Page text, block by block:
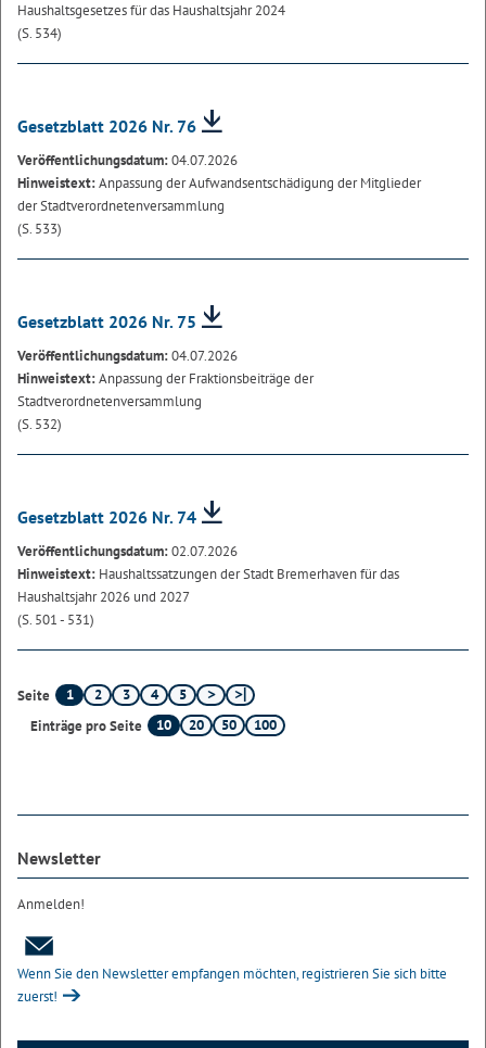
Haushaltsgesetzes für das Haushaltsjahr 2024
(S. 534)
Gesetzblatt 2026 Nr. 76
Veröffentlichungsdatum:04.07.2026
Hinweistext:Anpassung der Aufwandsentschädigung der Mitglieder
der Stadtverordnetenversammlung
(S. 533)
Gesetzblatt 2026 Nr. 75
Veröffentlichungsdatum:04.07.2026
Hinweistext:Anpassung der Fraktionsbeiträge der
Stadtverordnetenversammlung
(S. 532)
Gesetzblatt 2026 Nr. 74
Veröffentlichungsdatum:02.07.2026
Hinweistext: Haushaltssatzungen der Stadt Bremerhaven für das
Haushaltsjahr 2026 und 2027
(S. 501 - 531)
Seite 1 2 3 4
5
Einträge pro Seite
10 20 50 100
Newsletter
Anmelden!
Wenn Sie den Newsletter empfangen möchten, registrieren Sie sich bitte
zuerst!